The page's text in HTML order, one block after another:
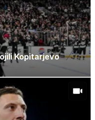
Kopitarjevo